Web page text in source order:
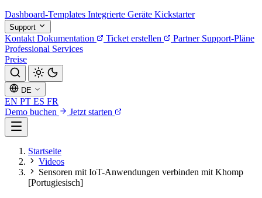
Dashboard-Templates Integrierte Geräte Kickstarter
Support
Kontakt Dokumentation Ticket erstellen Partner Support-Pläne
Professional Services
Preise
DE
EN PT ES FR
Demo buchen
Jetzt starten
Startseite
Videos
Sensoren mit IoT-Anwendungen verbinden mit Khomp
[Portugiesisch]